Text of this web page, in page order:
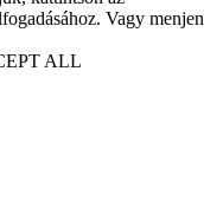
Vagy menjen
ALL